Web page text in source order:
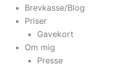
Brevkasse/Blog
Priser
Gavekort
Om mig
Presse